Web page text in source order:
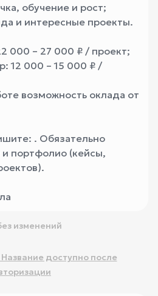
обучение и рост;
и интересные проекты.
000 – 27 000 ₽ / проект;
12 000 – 15 000 ₽ /
возможность оклада от
. Обязательно
портфолио (кейсы,
изменений
доступно после